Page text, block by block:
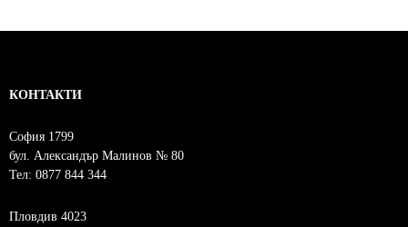
КОНТАКТИ
София 1799
бул. Александър Малинов № 80
Тел: 0877 844 344
Пловдив 4023